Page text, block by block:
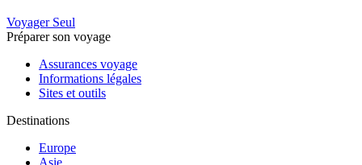
Voyager Seul
Préparer son voyage
Assurances voyage
Informations légales
Sites et outils
Destinations
Europe
Asie